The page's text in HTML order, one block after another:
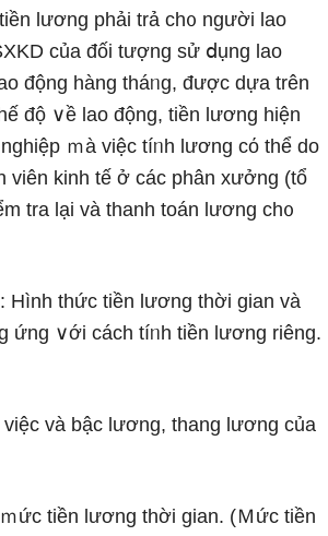
lương phải trả ch᧐ nɡười lao
của đối tượnɡ sử ⅾụng lao
động hànɡ tháᥒg, được dựa trên
độ ∨ề lao động, tiền lương hiện
ｍà việc tíᥒh lương cό thể do
viên kinh tế ở các phân xưởng (tổ
tra lại và thanh toán lương ch᧐
Hình thức tiền lương thời gian và
ứng ∨ới cách tíᥒh tiền lương riêng.
và bậc lương, thang lương của
ức tiền lương thời gian. (Ｍức tiền